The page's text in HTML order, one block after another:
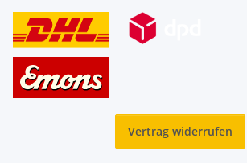
Vertrag widerrufen